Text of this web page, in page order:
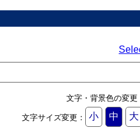
文字・背景色の変更
大
中
小
文字サイズ変更：